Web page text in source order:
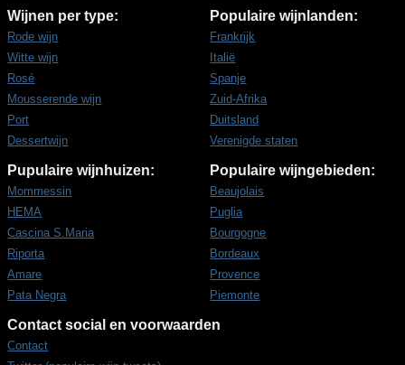
Wijnen per type:
Rode wijn
Witte wijn
Rosé
Mousserende wijn
Port
Dessertwijn
Populaire wijnlanden:
Frankrijk
Italië
Spanje
Zuid-Afrika
Duitsland
Verenigde staten
Pupulaire wijnhuizen:
Mommessin
HEMA
Cascina S.Maria
Riporta
Amare
Pata Negra
Populaire wijngebieden:
Beaujolais
Puglia
Bourgogne
Bordeaux
Provence
Piemonte
Contact social en voorwaarden
Contact